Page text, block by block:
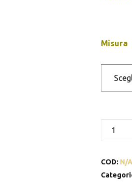
Misura
Anello
quantità
COD: N/A